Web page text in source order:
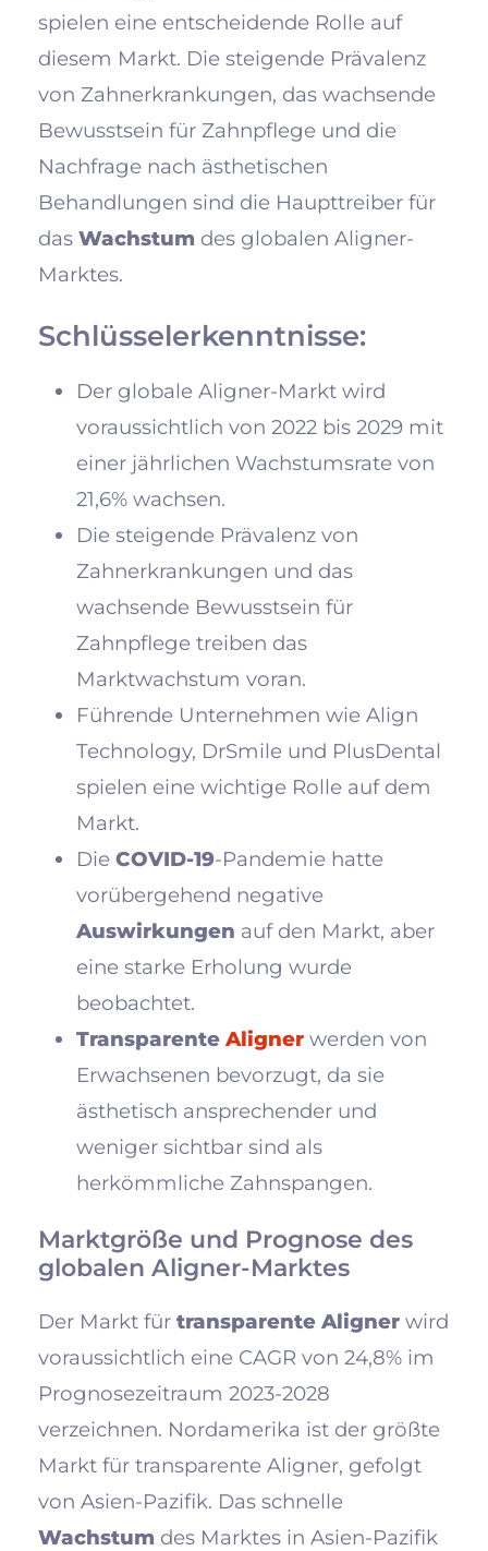
spielen eine entscheidende Rolle auf
diesem Markt. Die steigende Prävalenz
von Zahnerkrankungen, das wachsende
Bewusstsein für Zahnpflege und die
Nachfrage nach ästhetischen
Behandlungen sind die Haupttreiber für
das Wachstum des globalen Aligner-
Marktes.
Schlüsselerkenntnisse:
Der globale Aligner-Markt wird
voraussichtlich von 2022 bis 2029 mit
einer jährlichen Wachstumsrate von
21,6% wachsen.
Die steigende Prävalenz von
Zahnerkrankungen und das
wachsende Bewusstsein für
Zahnpflege treiben das
Marktwachstum voran.
Führende Unternehmen wie Align
Technology, DrSmile und PlusDental
spielen eine wichtige Rolle auf dem
Markt.
Die COVID-19-Pandemie hatte
vorübergehend negative
Auswirkungen auf den Markt, aber
eine starke Erholung wurde
beobachtet.
Transparente Alignerwerden von
Erwachsenen bevorzugt, da sie
ästhetisch ansprechender und
weniger sichtbar sind als
herkömmliche Zahnspangen.
Marktgröße und Prognose des
globalen Aligner-Marktes
Der Markt für transparente Aligner wird
voraussichtlich eine CAGR von 24,8% im
Prognosezeitraum 2023-2028
verzeichnen. Nordamerika ist der größte
Markt für transparente Aligner, gefolgt
von Asien-Pazifik. Das schnelle
Wachstum des Marktes in Asien-Pazifik